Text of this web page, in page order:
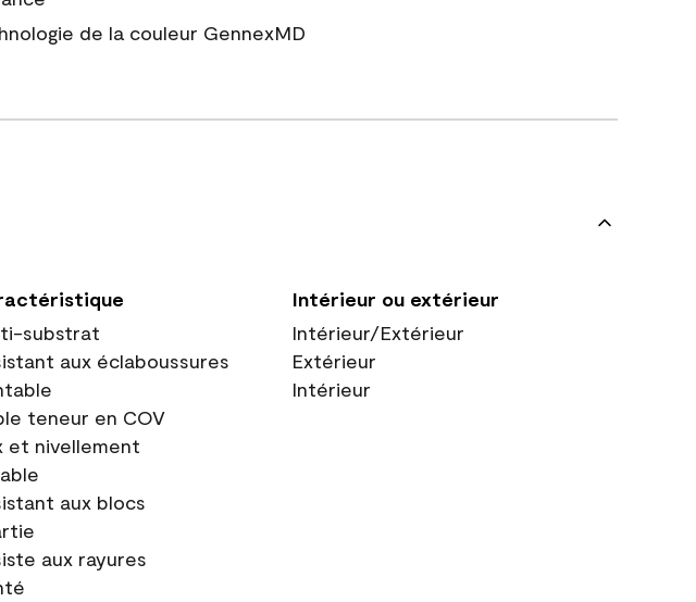
de la couleur GennexMD
substrat
aux éclaboussures
teneur en COV
et nivellement
aux blocs
aux rayures
Intérieur ou extérieur
Intérieur/Extérieur
Extérieur
Intérieur